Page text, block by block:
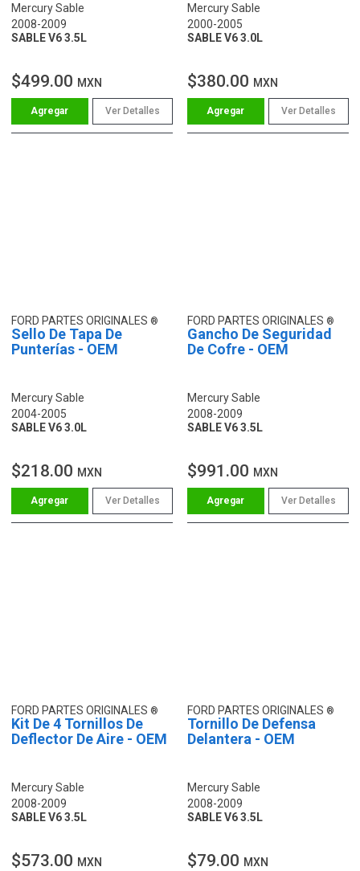
Mercury Sable
2008-2009
SABLE V6 3.5L
$499.00 MXN
Ver Detalles
Mercury Sable
2000-2005
SABLE V6 3.0L
$380.00 MXN
Ver Detalles
FORD PARTES ORIGINALES
Sello De Tapa De
Punterías - OEM
Mercury Sable
2004-2005
SABLE V6 3.0L
$218.00 MXN
Ver Detalles
FORD PARTES ORIGINALES
Gancho De Seguridad
De Cofre - OEM
Mercury Sable
2008-2009
SABLE V6 3.5L
$991.00 MXN
Ver Detalles
FORD PARTES ORIGINALES
Kit De 4 Tornillos De
Deflector De Aire - OEM
Mercury Sable
2008-2009
SABLE V6 3.5L
$573.00 MXN
FORD PARTES ORIGINALES
Tornillo De Defensa
Delantera - OEM
Mercury Sable
2008-2009
SABLE V6 3.5L
$79.00 MXN